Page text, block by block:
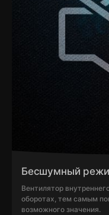
Бесшумный
Вентилятор
оборотах, тем самым
возможного значения.